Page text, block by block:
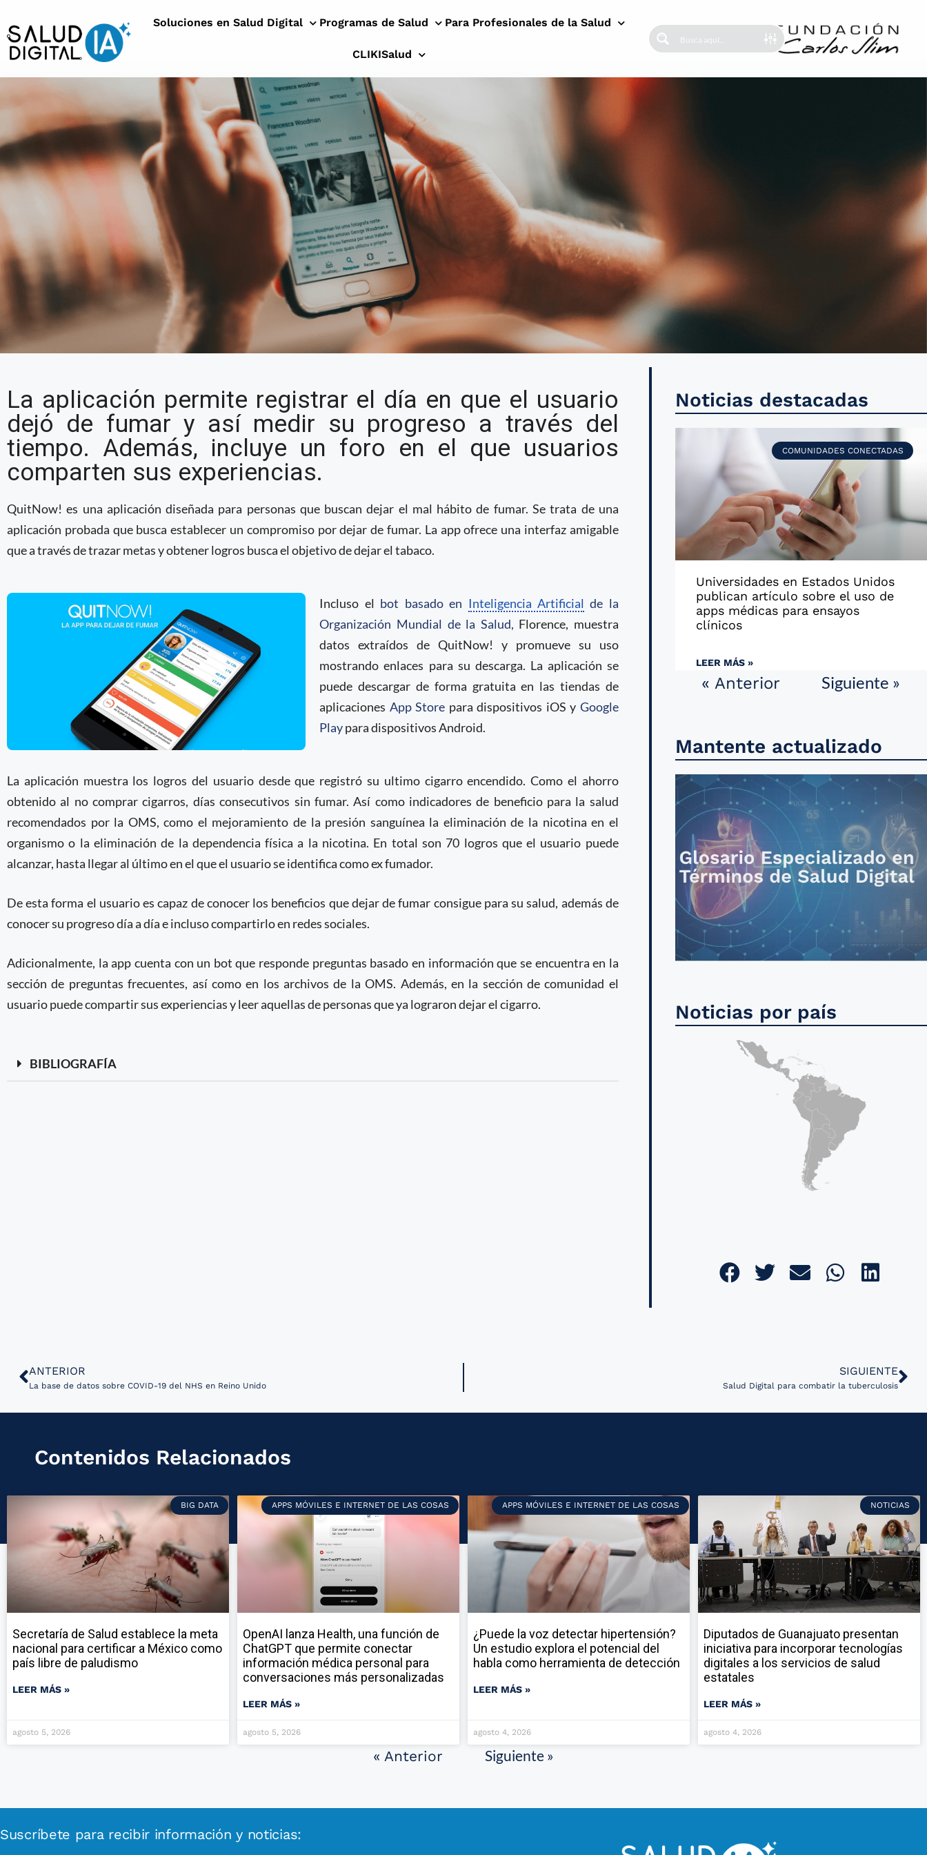
Soluciones en Salud Digital Programas de Salud Para Profesionales de la Salud
CLIKISalud
La Organización Mundial de la Salud
recomienda app para dejar de fumar
La aplicación permite registrar el día en que el usuario
dejó de fumar y así medir su progreso a través del
tiempo. Además, incluye un foro en el que usuarios
comparten sus experiencias.
QuitNow! es una aplicación diseñada para personas que buscan dejar el mal hábito de fumar. Se trata de una
aplicación probada que busca establecer un compromiso por dejar de fumar. La app ofrece una interfaz amigable
que a través de trazar metas y obtener logros busca el objetivo de dejar el tabaco.
Incluso el bot basado en Inteligencia Artificial de la
Organización Mundial de la Salud, Florence, muestra
datos extraídos de QuitNow! y promueve su uso
mostrando enlaces para su descarga. La aplicación se
puede descargar de forma gratuita en las tiendas de
aplicaciones App Store para dispositivos iOS y Google
Playpara dispositivos Android.
La aplicación muestra los logros del usuario desde que registró su ultimo cigarro encendido. Como el ahorro
obtenido al no comprar cigarros, días consecutivos sin fumar. Así como indicadores de beneficio para la salud
recomendados por la OMS, como el mejoramiento de la presión sanguínea la eliminación de la nicotina en el
organismo o la eliminación de la dependencia física a la nicotina. En total son 70 logros que el usuario puede
alcanzar, hasta llegar al último en el que el usuario se identifica como ex fumador.
De esta forma el usuario es capaz de conocer los beneficios que dejar de fumar consigue para su salud, además de
conocer su progreso día a día e incluso compartirlo en redes sociales.
Adicionalmente, la app cuenta con un bot que responde preguntas basado en información que se encuentra en la
sección de preguntas frecuentes, así como en los archivos de la OMS. Además, en la sección de comunidad el
usuario puede compartir sus experiencias y leer aquellas de personas que ya lograron dejar el cigarro.
BIBLIOGRAFÍA
Noticias destacadas
COMUNIDADES CONECTADAS
Universidades en Estados Unidos
publican artículo sobre el uso de
apps médicas para ensayos
clínicos
LEER MÁS »
« Anterior Siguiente »
Mantente actualizado
Noticias por país
ANTERIOR
La base de datos sobre COVID-19 del NHS en Reino Unido
SIGUIENTE
Salud Digital para combatir la tuberculosis
Contenidos Relacionados
BIG DATA
Secretaría de Salud establece la meta
nacional para certificar a México como
país libre de paludismo
LEER MÁS »
agosto 5, 2026
APPS MÓVILES E INTERNET DE LAS COSAS
OpenAI lanza Health, una función de
ChatGPT que permite conectar
información médica personal para
conversaciones más personalizadas
LEER MÁS »
agosto 5, 2026
APPS MÓVILES E INTERNET DE LAS COSAS
¿Puede la voz detectar hipertensión?
Un estudio explora el potencial del
habla como herramienta de detección
LEER MÁS »
agosto 4, 2026
NOTICIAS
Diputados de Guanajuato presentan
iniciativa para incorporar tecnologías
digitales a los servicios de salud
estatales
LEER MÁS »
agosto 4, 2026
« Anterior Siguiente »
Suscríbete para recibir información y noticias: